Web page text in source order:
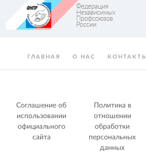
ГЛАВНАЯ О НАС КОНТАКТЫ
Соглашение об
использовании
официального
сайта
Политика в
отношении
обработки
персональных
данных